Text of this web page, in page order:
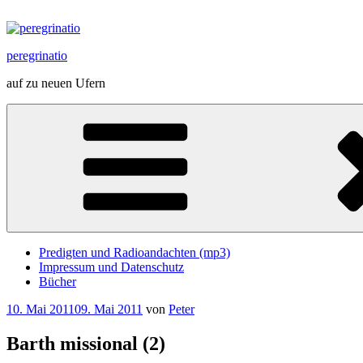
Inhalt
peregrinatio
auf zu neuen Ufern
Predigten und Radioandachten (mp3)
Impressum und Datenschutz
Bücher
Veröffentlicht
10. Mai 201109. Mai 2011 von Peter
Barth missional (2)